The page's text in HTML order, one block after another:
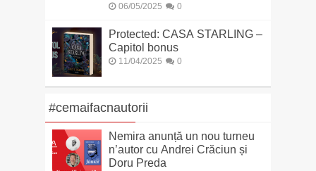
06/05/2025 0
Protected: CASA STARLING –
Capitol bonus
11/04/2025 0
#cemaifacnautorii
Nemira anunță un nou turneu
n’autor cu Andrei Crăciun și
Doru Preda